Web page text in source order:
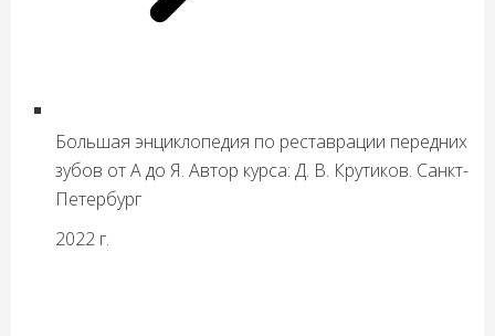
Большая энциклопедия по реставрации передних
зубов от А до Я. Автор курса: Д. В. Крутиков. Санкт-
Петербург
2022 г.